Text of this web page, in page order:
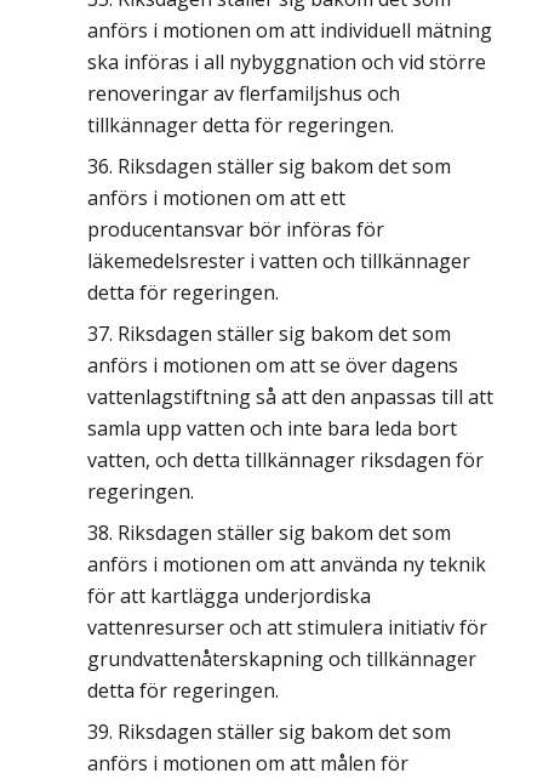
anförs i motionen om att individuell mätning
ska införas i all nybyggnation och vid större
renoveringar av flerfamiljshus och
tillkännager detta för regeringen.
Riksdagen ställer sig bakom det som
anförs i motionen om att ett
producentansvar bör införas för
läkemedelsrester i vatten och tillkännager
detta för regeringen.
Riksdagen ställer sig bakom det som
anförs i motionen om att se över dagens
vattenlagstiftning så att den anpassas till att
samla upp vatten och inte bara leda bort
vatten, och detta tillkännager riksdagen för
regeringen.
Riksdagen ställer sig bakom det som
anförs i motionen om att använda ny teknik
för att kartlägga underjordiska
vattenresurser och att stimulera initiativ för
grundvattenåterskapning och tillkännager
detta för regeringen.
Riksdagen ställer sig bakom det som
anförs i motionen om att målen för